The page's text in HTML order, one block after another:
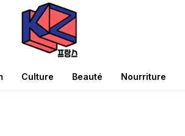
Culture Beauté Nourriture